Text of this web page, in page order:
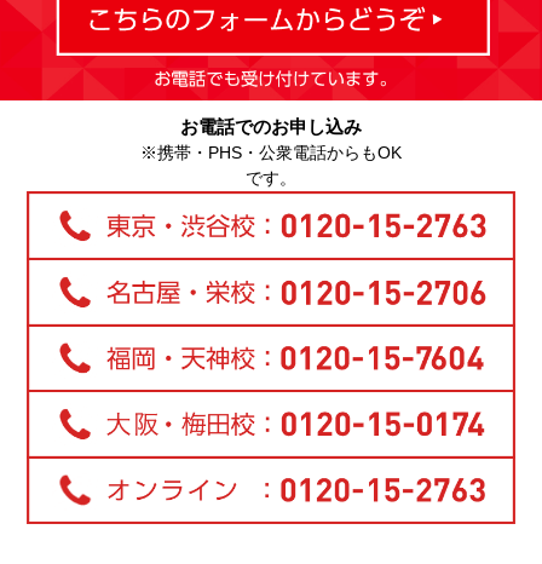
お電話でのお申し込み
※携帯・PHS・公衆電話からもOK
です。